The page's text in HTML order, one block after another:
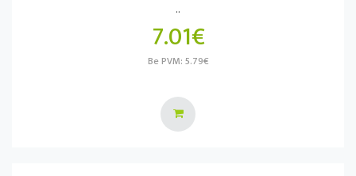
..
7.01€
Be PVM: 5.79€